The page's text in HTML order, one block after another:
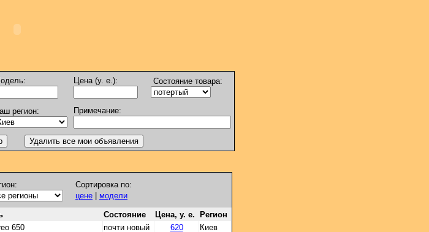
Цена (у. е.): Состояние товара:
регион: Примечание:
Сортировка по:
цене
модели
Состояние Цена, у. е.
Регион
650 почти новый 620
Киев